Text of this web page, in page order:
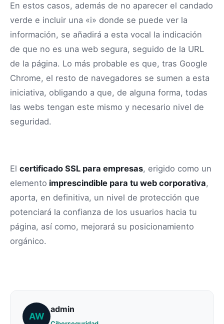
En estos casos, además de no aparecer el candado
verde e incluir una «i» donde se puede ver la
información, se añadirá a esta vocal la indicación
de que no es una web segura, seguido de la URL
de la página. Lo más probable es que, tras Google
Chrome, el resto de navegadores se sumen a esta
iniciativa, obligando a que, de alguna forma, todas
las webs tengan este mismo y necesario nivel de
seguridad.
El certificado SSL para empresas, erigido como un
elemento imprescindible para tu web corporativa,
aporta, en definitiva, un nivel de protección que
potenciará la confianza de los usuarios hacia tu
página, así como, mejorará su posicionamiento
orgánico.
AW
admin